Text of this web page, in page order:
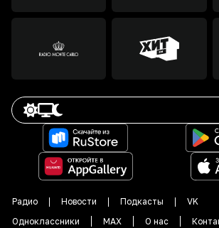
Радио Новости Подкасты
VK
Одноклассники
MAX О нас